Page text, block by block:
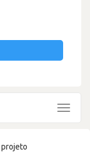
Toggle
projeto